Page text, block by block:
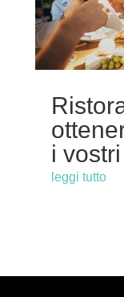
i
leggi tutto